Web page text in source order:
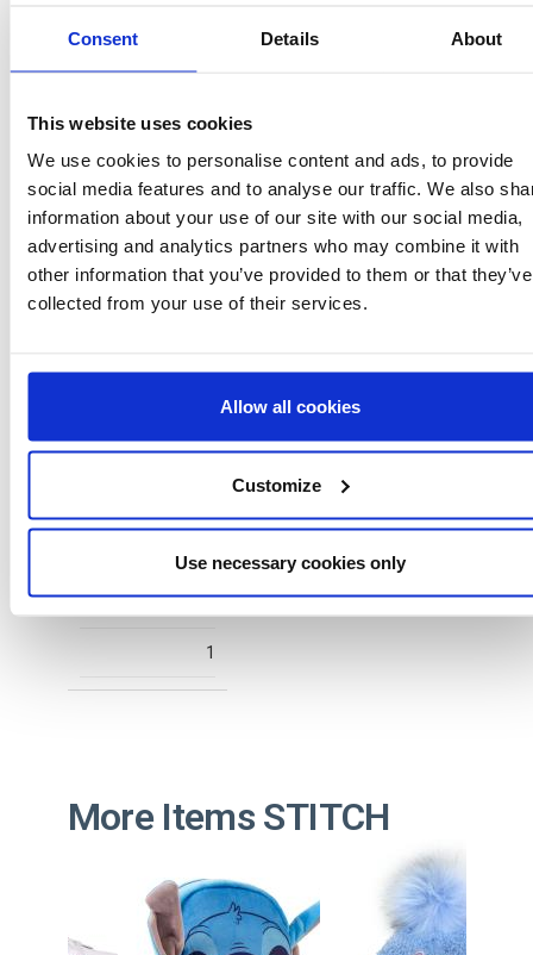
Consent Details About
This website uses cookies
We use cookies to personalise content and ads, to provide
social media features and to analyse our traffic. We also
information about your use of our site with our social media,
advertising and analytics partners who may combine it with
other information that you’ve provided to them or that they’ve
collected from your use of their services.
Allow all cookies
Customize
Use necessary cookies only
2300006909
LIGHT BLUE
8445484562187
2300006909
LIGHT BLUE
8445484562194
1
More Items STITCH